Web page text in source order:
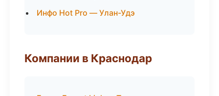
Инфо Hot Pro — Улан-Удэ
Компании в Краснодар